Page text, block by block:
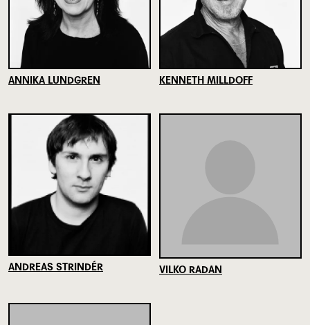
ANNIKA LUNDGREN KENNETH MILLDOFF
ANDREAS STRINDÉR VILKO RADAN